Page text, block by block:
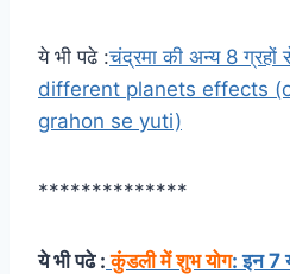
ये भी पढे :चंद्रमा की अन्य 8
different planets effects
grahon se yuti)
**************
ये भी पढे : कुंडली में शुभ योग: इन 7